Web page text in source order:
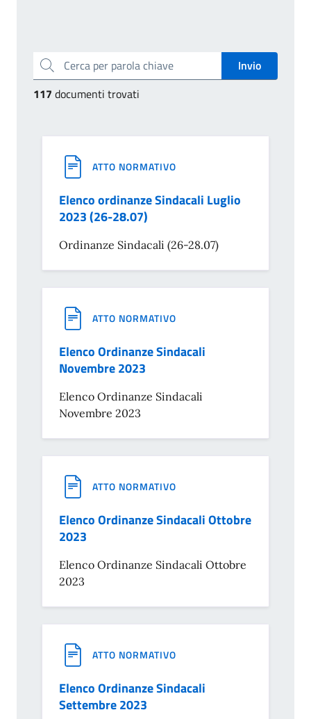
Cerca per parola chiave
117 documenti trovati
ATTO NORMATIVO
Elenco ordinanze Sindacali Luglio
2023 (26-28.07)
Ordinanze Sindacali (26-28.07)
ATTO NORMATIVO
Elenco Ordinanze Sindacali
Novembre 2023
Elenco Ordinanze Sindacali
Novembre 2023
ATTO NORMATIVO
Elenco Ordinanze Sindacali Ottobre
2023
Elenco Ordinanze Sindacali Ottobre
2023
ATTO NORMATIVO
Elenco Ordinanze Sindacali
Settembre 2023